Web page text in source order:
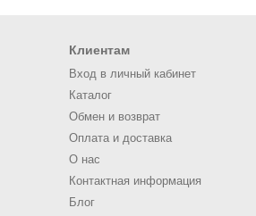
Клиентам
Вход в личный кабинет
Каталог
Обмен и возврат
Оплата и доставка
О нас
Контактная информация
Блог